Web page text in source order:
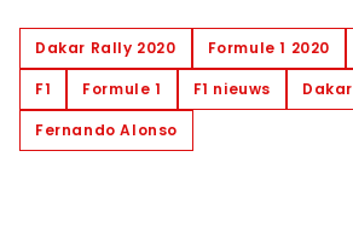
Dakar Rally 2020 Formule 1 2020
F1
Formule 1 F1 nieuws
Dakar
Fernando Alonso